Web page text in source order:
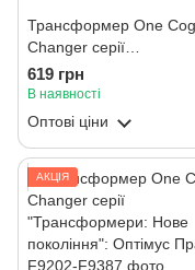
Трансформер One Cog
Changer серії
"Трансформери: Нове
покоління": Бамблбі
619 грн
В наявності
Оптові ціни
АКЦІЯ